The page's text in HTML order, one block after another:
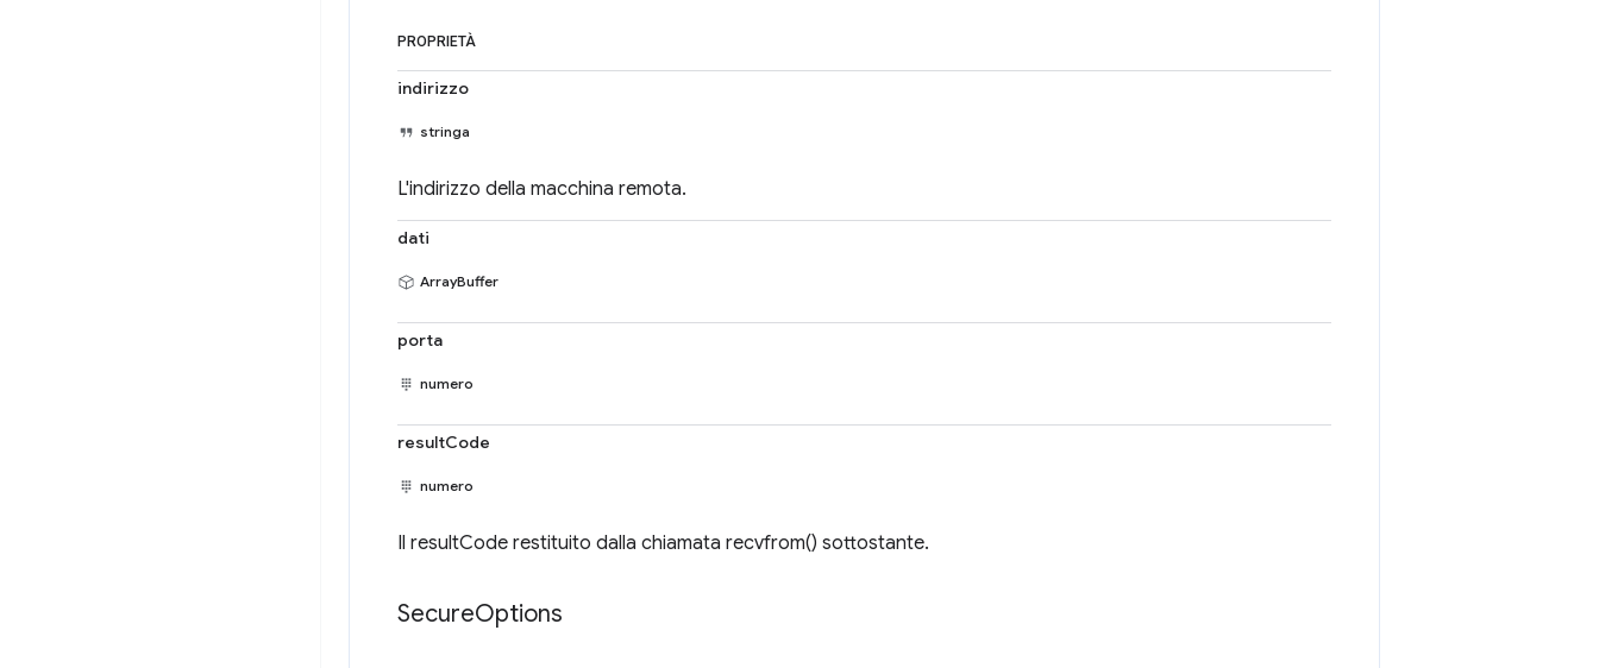
PROPRIETÀ
indirizzo
stringa
L'indirizzo della macchina remota.
dati
ArrayBuffer
porta
numero
resultCode
numero
Il resultCode restituito dalla chiamata recvfrom() sottostante.
SecureOptions